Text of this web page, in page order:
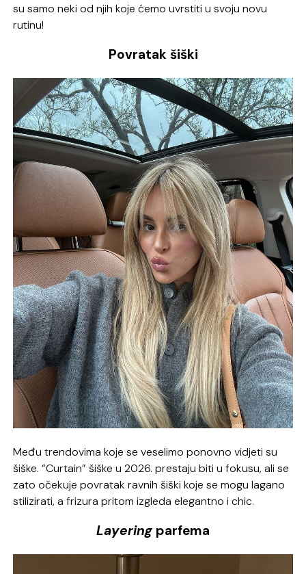
su samo neki od njih koje ćemo uvrstiti u svoju novu
rutinu!
Povratak šiški
Među trendovima koje se veselimo ponovno vidjeti su
šiške. “Curtain” šiške u 2026. prestaju biti u fokusu, ali se
zato očekuje povratak ravnih šiški koje se mogu lagano
stilizirati, a frizura pritom izgleda elegantno i chic.
Layering parfema